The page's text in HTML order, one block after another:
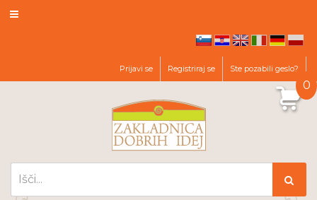
de pl
Prijavi se Registriraj se Ste pozabili geslo?
0